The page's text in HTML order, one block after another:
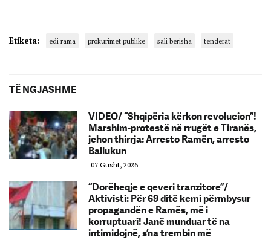
Etiketa: edi rama prokurimet publike sali berisha tenderat
TË NGJASHME
VIDEO/ “Shqipëria kërkon revolucion”!
Marshim-protestë në rrugët e Tiranës,
jehon thirrja: Arresto Ramën, arresto
Ballukun
07 Gusht, 2026
“Dorëheqje e qeveri tranzitore”/
Aktivisti: Për 69 ditë kemi përmbysur
propagandën e Ramës, më i
korruptuari! Janë munduar të na
intimidojnë, s’na trembin më